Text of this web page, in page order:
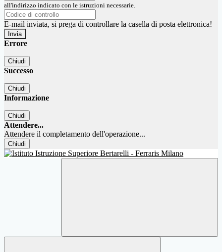
all'indirizzo indicato con le istruzioni necessarie.
E-mail inviata, si prega di controllare la casella di posta elettronica!
Errore
Chiudi
Successo
Chiudi
Informazione
Chiudi
Attendere...
Attendere il completamento dell'operazione...
Chiudi